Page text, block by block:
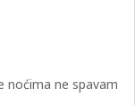
noćima ne spavam